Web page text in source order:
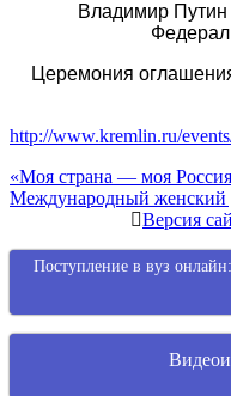
Владимир Путин
Церемония
http://www.kremlin.ru/
Навигация
по
записям
«Моя страна — моя
Международный женский
Версия
Поступление в вуз